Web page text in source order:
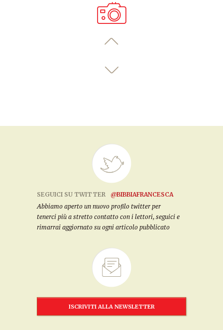
SEGUICI SU TWITTER
@BIBBIAFRANCESCA
Abbiamo aperto un nuovo profilo twitter per
tenerci più a stretto contatto con i lettori, seguici e
rimarrai aggiornato su ogni articolo pubblicato
ISCRIVITI ALLA NEWSLETTER